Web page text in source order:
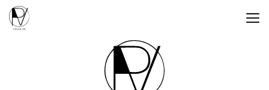
Aller
contenu